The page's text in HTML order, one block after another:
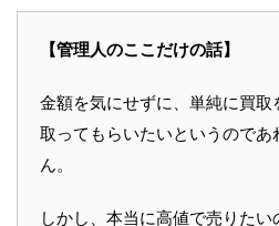
【管理人のここだけの話】
金額を気にせずに、単純に買取
取ってもらいたいというので
ん。
しかし、本当に高値で売りたい